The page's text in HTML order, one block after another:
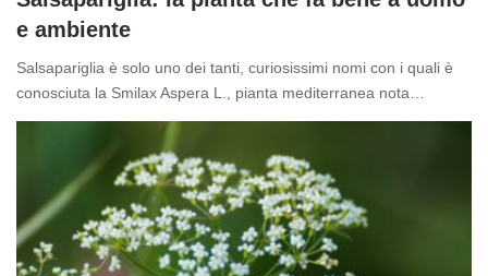
e ambiente
Salsapariglia è solo uno dei tanti, curiosissimi nomi con i quali è
conosciuta la Smilax Aspera L., pianta mediterranea nota…